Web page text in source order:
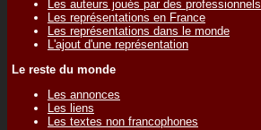
Les auteurs joués par des professionnels
Les représentations en France
Les représentations dans le monde
L'ajout d'une représentation
Le reste du monde
Les annonces
Les liens
Les textes non francophones